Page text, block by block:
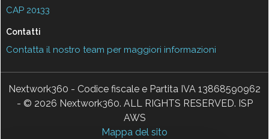
CAP 20133
Contatti
Contatta il nostro team per maggiori informazioni
Nextwork360 - Codice fiscale e Partita IVA 13868590962
- © 2026 Nextwork360. ALL RIGHTS RESERVED. ISP
AWS
Mappa del sito